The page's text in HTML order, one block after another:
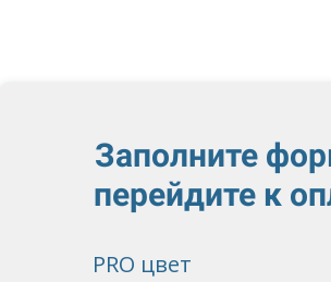
Заполните
перейдите к
PRO цвет